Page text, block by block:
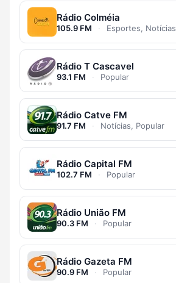
Rádio Colméia
105.9 FM · Esportes, Notícias
Rádio T Cascavel
93.1 FM · Popular
Rádio Catve FM
91.7 FM · Notícias, Popular
Rádio Capital FM
102.7 FM · Popular
Rádio União FM
90.3 FM · Popular
Rádio Gazeta FM
90.9 FM · Popular